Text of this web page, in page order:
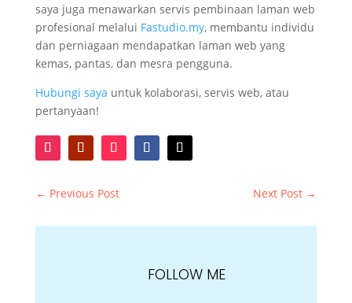
saya juga menawarkan servis pembinaan laman web
profesional melalui Fastudio.my, membantu individu
dan perniagaan mendapatkan laman web yang
kemas, pantas, dan mesra pengguna.
Hubungi saya untuk kolaborasi, servis web, atau
pertanyaan!
← Previous Post Next Post →
FOLLOW ME